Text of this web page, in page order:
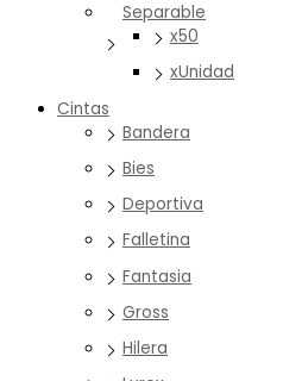
Separable
x50
xUnidad
Cintas
Bandera
Bies
Deportiva
Falletina
Fantasia
Gross
Hilera